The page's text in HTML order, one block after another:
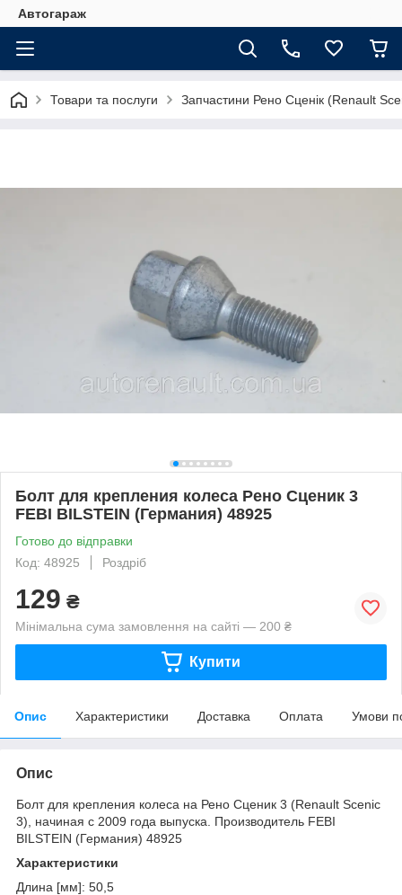
Автогараж
Товари та послуги Запчастини Рено Сценік (Renault
Болт для крепления колеса Рено Сценик 3
FEBI BILSTEIN (Германия) 48925
Готово до відправки
Код: 48925
Роздріб
129 ₴
Мінімальна сума замовлення на сайті — 200 ₴
Купити
Опис Характеристики Доставка Оплата Умови
Опис
Болт для крепления колеса на Рено Сценик 3 (Renault Scenic
3), начиная с 2009 года выпуска. Производитель FEBI
BILSTEIN (Германия) 48925
Характеристики
Длина [мм]: 50,5